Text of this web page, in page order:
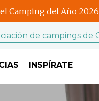
Camping del Año
de campings de
INSPÍRATE